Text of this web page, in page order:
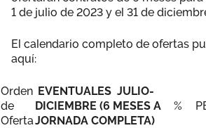
1 de julio de 2023 y el 31 de
El calendario completo de ofertas
aquí:
Orden
de
Oferta
EVENTUALES JULIO-
DICIEMBRE (6 MESES A
JORNADA COMPLETA)
%